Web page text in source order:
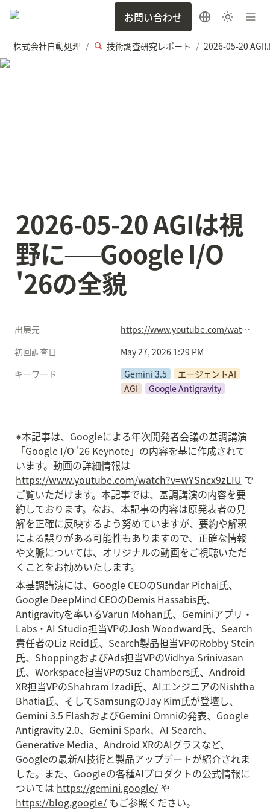
お問い合わせ
株式会社自動処理 / 技術調査研究レポート /
2026-05-20 AGIは視
野に──Google I/O
'26の全貌
出展元
https://www.youtube.com/watch?v=wYSncx9zLIU
初回調査日
May 27, 2026 1:29 PM
キーワード
Gemini 3.5
エージェントAI
AGI
Google Antigravity
※本記事は、Googleによる年次開発者会議の基調講演
「Google I/O '26 Keynote」の内容を基に作成されて
https://www.youtube.com/watch?v=wYSncx9zLIU で
ご覧いただけます。本記事では、基調講演の内容を要
約しております。なお、本記事の内容は原発表者の見
解を正確に反映するよう努めていますが、要約や解釈
による誤りがある可能性もありますので、正確な情報
や文脈については、オリジナルの動画をご視聴いただ
くことをお勧めいたします。
本基調講演には、Google CEOのSundar Pichai氏、
Google DeepMind CEOのDemis Hassabis氏、
Antigravityを率いるVarun Mohan氏、Geminiアプリ・
Labs・AI Studio担当VPのJosh Woodward氏、Search
責任者のLiz Reid氏、Search製品担当VPのRobby Stein
氏、ShoppingおよびAds担当VPのVidhya Srinivasan
氏、Workspace担当VPのSuz Chambers氏、Android
XR担当VPのShahram Izadi氏、AIエンジニアのNishtha
Bhatia氏、そしてSamsungのJay Kim氏が登壇し、
Gemini 3.5 FlashおよびGemini Omniの発表、Google
Antigravity 2.0、Gemini Spark、AI Search、
Generative Media、Android XRのAIグラスなど、
Googleの最新AI技術と製品アップデートが紹介されま
した。また、Googleの各種AIプロダクトの公式情報に
ついては https://gemini.google/
https://blog.google/ もご参照ください。